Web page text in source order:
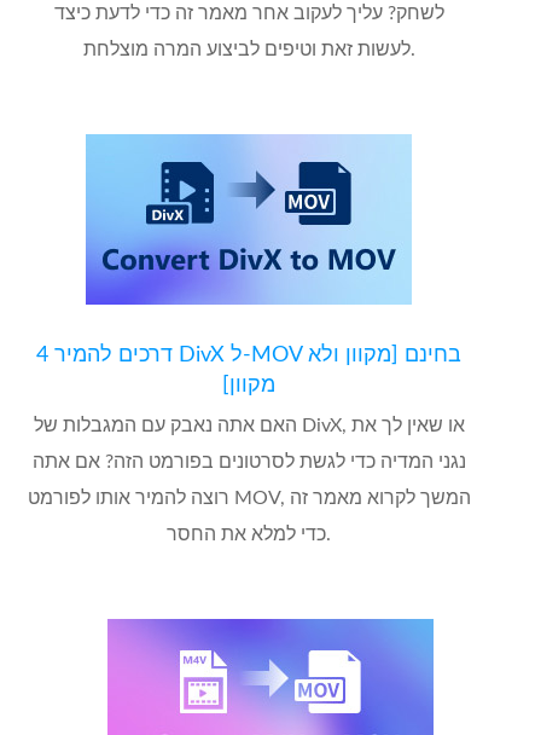
לשחק? עליך לעקוב אחר מאמר זה כדי לדעת כיצד
לעשות זאת וטיפים לביצוע המרה מוצלחת.
4 דרכים להמיר DivX ל-MOV בחינם [מקוון ולא
מקוון]
האם אתה נאבק עם המגבלות של DivX, או שאין לך את
נגני המדיה כדי לגשת לסרטונים בפורמט הזה? אם אתה
רוצה להמיר אותו לפורמט MOV, המשך לקרוא מאמר זה
כדי למלא את החסר.